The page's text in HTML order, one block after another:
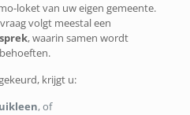
loket van uw eigen gemeente.
volgt meestal een
, waarin samen wordt
krijgt u:
, of